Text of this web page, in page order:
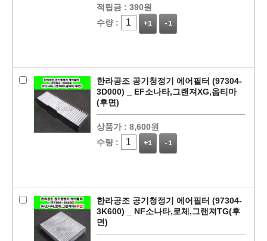
적립금 : 390원
수량 :
+1 -1
한라공조 공기청정기 에어필터 (97304-
3D000) _ EF소나타,그랜져XG,옵티마
(후면)
상품가 : 8,600원
수량 :
+1 -1
한라공조 공기청정기 에어필터 (97304-
3K600) _ NF소나타,로체,그랜져TG(후
면)